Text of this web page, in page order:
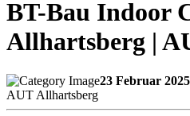
BT-Bau Indoor
Allhartsberg |
23 Februar
AUT Allhartsberg